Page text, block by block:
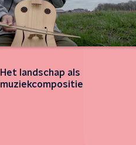
Het landschap als
muziekcompositie